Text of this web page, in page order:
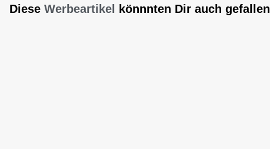
Diese Werbeartikel könnnten Dir auch gefallen